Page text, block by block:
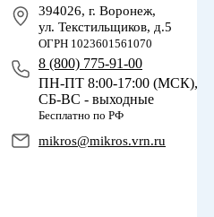
394026, г. Воронеж,
ул. Текстильщиков, д.5
ОГРН 1023601561070
8 (800) 775-91-00
ПН-ПТ 8:00-17:00 (МСК),
СБ-ВС - выходные
Бесплатно по РФ
mikros@mikros.vrn.ru